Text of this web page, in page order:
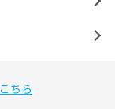
ちら